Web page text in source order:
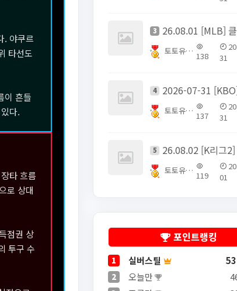
. 야쿠르
타선도
이 흔들
다.
타 흐름
로 상대
점권 상
투구 수
3
토토유픽스터 138
31
4
토토유픽스터 137
31
5
토토유픽스터 119
01
포인트랭킹
1 실버스틸
2 오늘만